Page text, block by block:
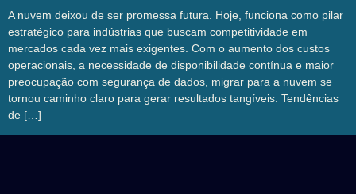
A nuvem deixou de ser promessa futura. Hoje, funciona como pilar
estratégico para indústrias que buscam competitividade em
mercados cada vez mais exigentes. Com o aumento dos custos
operacionais, a necessidade de disponibilidade contínua e maior
preocupação com segurança de dados, migrar para a nuvem se
tornou caminho claro para gerar resultados tangíveis. Tendências
de […]